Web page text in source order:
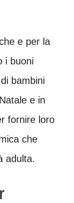
e per la
i buoni
bambini
e in
fornire loro
che
adulta.